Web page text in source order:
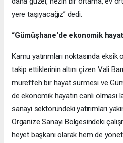
yere taşıyacağız” dedi.
“Gümüşhane'de ekonomik
Kamu yatırımları noktasında eksik
takip ettiklerinin altını çizen Vali
müreffeh bir hayat sürmesi ve
de ekonomik hayatın canlı olması
sanayi sektöründeki yatırımları
Organize Sanayi Bölgesindeki
heyet başkanı olarak hem de